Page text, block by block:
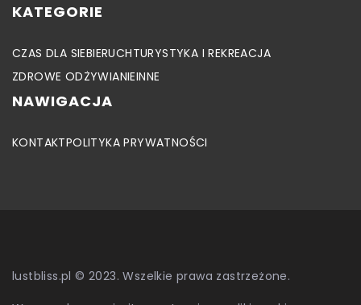
KATEGORIE
CZAS DLA SIEBIERUCHTURYSTYKA I REKREACJA
ZDROWE ODŻYWIANIEINNE
NAWIGACJA
KONTAKTPOLITYKA PRYWATNOŚCI
lustbliss.pl © 2023. Wszelkie prawa zastrzeżone.